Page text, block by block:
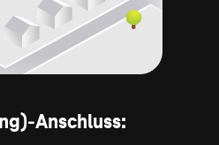
Anschluss: